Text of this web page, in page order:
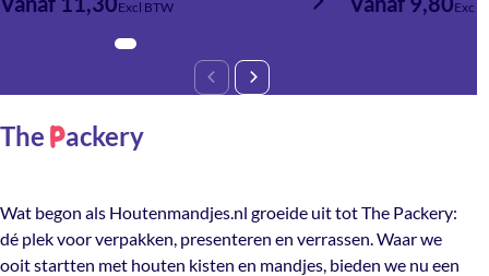
Excl BTW Excl
The Packery
Wat begon als Houtenmandjes.nl groeide uit tot The Packery:
dé plek voor verpakken, presenteren en verrassen. Waar we
ooit startten met houten kisten en mandjes, bieden we nu een